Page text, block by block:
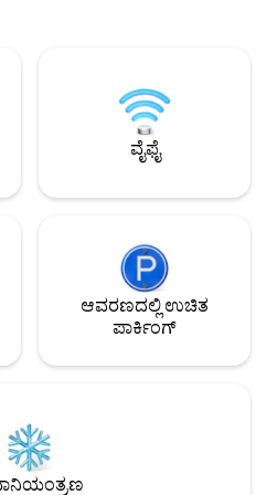
ಸ್ಟೌವ್, ಪೂರ್ಣ ಗಾತ್ರದ
ವೈಫೈ
ಆವರಣದಲ್ಲಿ ಉಚಿತ
ಪಾರ್ಕಿಂಗ್